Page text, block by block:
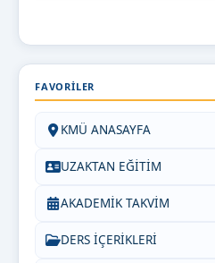
FAVORILER
KMÜ ANASAYFA
UZAKTAN EĞİTİM
AKADEMİK TAKVİM
DERS İÇERİKLERİ